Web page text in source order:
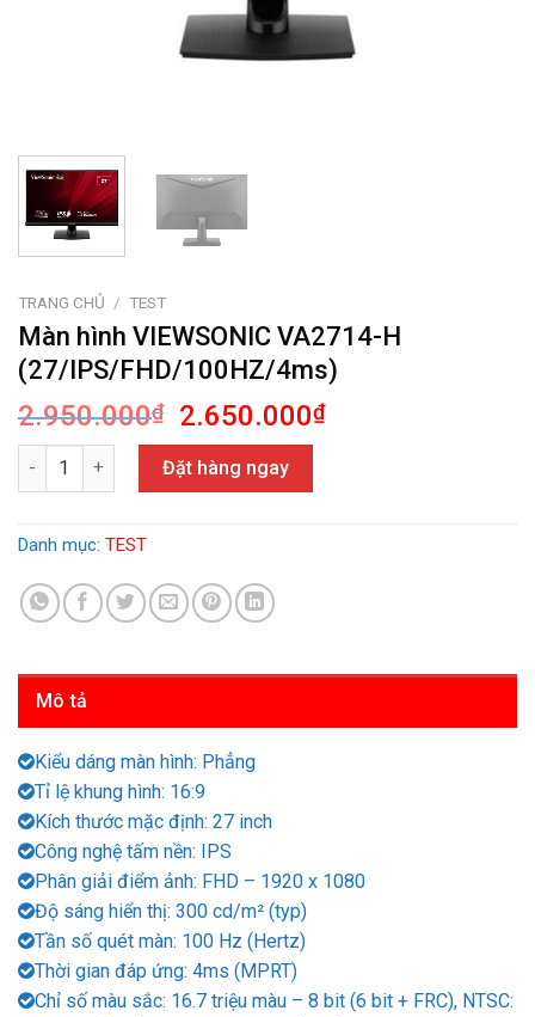
TRANG CHỦ / TEST
Màn hình VIEWSONIC VA2714-H
(27/IPS/FHD/100HZ/4ms)
2.950.000₫
Giá
gốc
là:
2.950.000₫.
2.650.000₫Giá
2.650.000₫.
Màn hình VIEWSONIC VA2714-H (27/IPS/FHD/100HZ/4ms) số
Đặt hàng ngay
Danh mục: TEST
Mô tả
Kiểu dáng màn hình: Phẳng
Tỉ lệ khung hình: 16:9
Kích thước mặc định: 27 inch
Công nghệ tấm nền: IPS
Phân giải điểm ảnh: FHD – 1920 x 1080
Độ sáng hiển thị: 300 cd/m² (typ)
Tần số quét màn: 100 Hz (Hertz)
Thời gian đáp ứng: 4ms (MPRT)
Chỉ số màu sắc: 16.7 triệu màu – 8 bit (6 bit + FRC), NTSC: